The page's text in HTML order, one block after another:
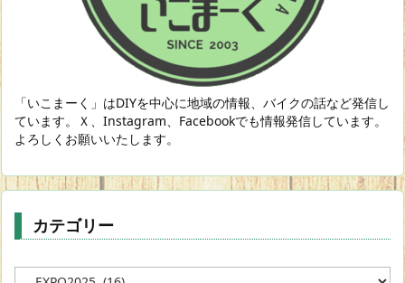
「いこまーく」はDIYを中心に地域の情報、バイクの話など発信し
ています。Ｘ、Instagram、Facebookでも情報発信しています。
よろしくお願いいたします。
カテゴリー